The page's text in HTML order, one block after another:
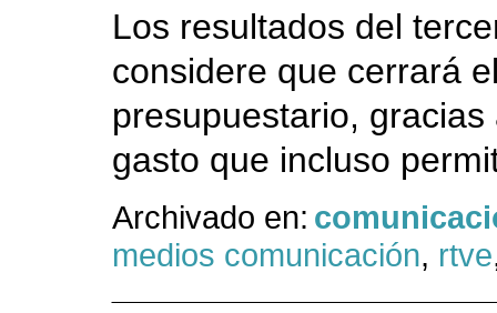
Los resultados del
considere que cerrará
presupuestario,
gasto que incluso
Archivado en:
medios comunicación, rtve